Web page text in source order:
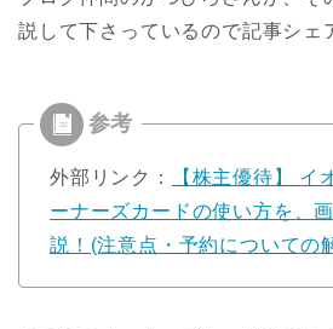
説して下さっているので記事シェ
外部リンク：
【株主優待】 イ
ーナーズカードの使い方を、
説！(注意点・予約についての